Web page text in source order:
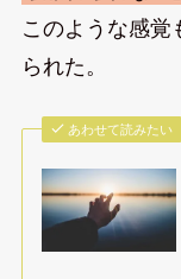
このような感覚
られた。
あわせて読みたい